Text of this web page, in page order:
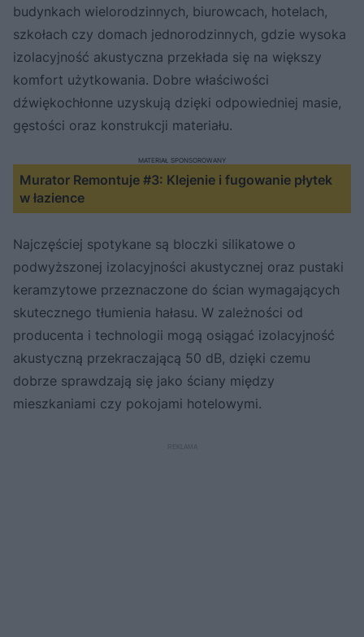
budynkach wielorodzinnych, biurowcach, hotelach,
szkołach czy domach jednorodzinnych, gdzie wysoka
izolacyjność akustyczna przekłada się na większy
komfort użytkowania. Dobre właściwości
dźwiękochłonne uzyskują dzięki odpowiedniej masie,
gęstości oraz konstrukcji materiału.
Murator Remontuje #3: Klejenie i fugowanie płytek
w łazience
MATERIAŁ SPONSOROWANY
Najczęściej spotykane są bloczki silikatowe o
podwyższonej izolacyjności akustycznej oraz pustaki
keramzytowe przeznaczone do ścian wymagających
skutecznego tłumienia hałasu. W zależności od
producenta i technologii mogą osiągać izolacyjność
akustyczną przekraczającą 50 dB, dzięki czemu
dobrze sprawdzają się jako ściany między
mieszkaniami czy pokojami hotelowymi.